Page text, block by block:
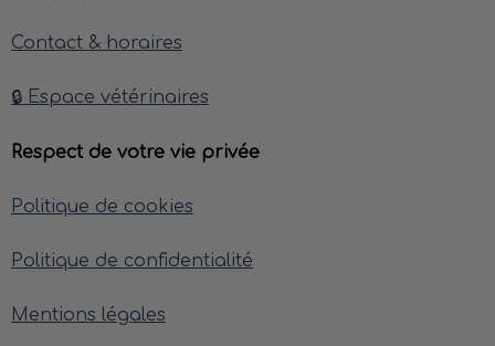
Contact & horaires
🔒 Espace vétérinaires
Respect de votre vie privée
Politique de cookies
Politique de confidentialité
Mentions légales